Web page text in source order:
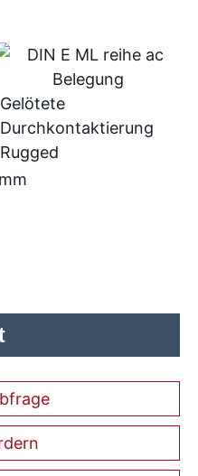
Gelötete
Durchkontaktierung
Rugged